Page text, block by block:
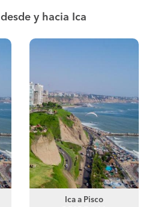
desde y hacia Ica
Ica a Pisco